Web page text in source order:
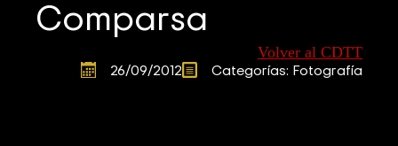
Comparsa
Volver al CDTT
26/09/2012 Categorías: Fotografía